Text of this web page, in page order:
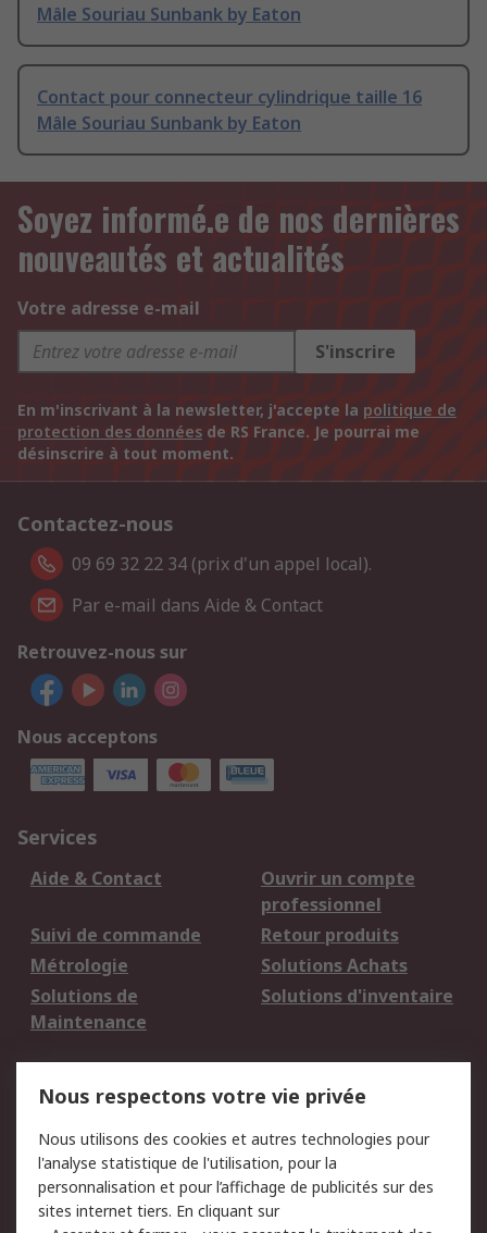
Mâle Souriau Sunbank by Eaton
Contact pour connecteur cylindrique taille 16
Mâle Souriau Sunbank by Eaton
Soyez informé.e de nos dernières
nouveautés et actualités
Votre adresse e-mail
S'inscrire
En m'inscrivant à la newsletter, j'accepte la politique de
protection des données de RS France. Je pourrai me
désinscrire à tout moment.
Contactez-nous
09 69 32 22 34 (prix d'un appel local).
Par e-mail dans Aide & Contact
Retrouvez-nous sur
Nous acceptons
Services
Aide & Contact
Ouvrir un compte
professionnel
Suivi de commande
Retour produits
Métrologie
Solutions Achats
Solutions de
Maintenance
Solutions d'inventaire
du site
Politique de protection
des données - Mise à
jour
Sécurité des E-mails
Nous respectons votre vie privée
Nous utilisons des cookies et autres technologies pour
l'analyse statistique de l'utilisation, pour la
personnalisation et pour l’affichage de publicités sur des
sites internet tiers. En cliquant sur